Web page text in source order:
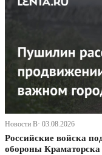
Новости В· 03.08.2026
Российские войска
обороны Краматорска